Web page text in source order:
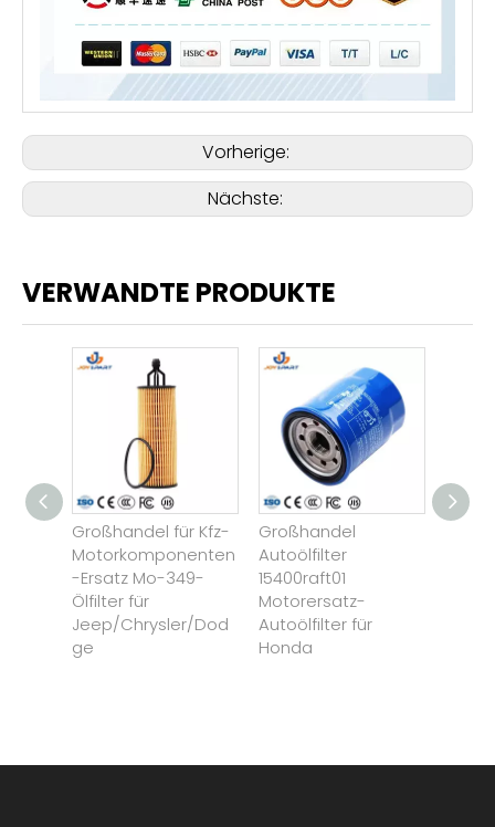
Vorherige:
Nächste:
VERWANDTE PRODUKTE
Großhandel für Kfz-
Motorkomponenten
-Ersatz Mo-349-
Ölfilter für
Jeep/Chrysler/Dod
ge
Großhandel
Autoölfilter
15400raft01
Motorersatz-
Autoölfilter für
Honda